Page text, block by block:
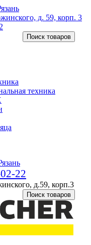
д. 59, корп. 3
Поиск товаров
техника
22
д.59, корп.3
Поиск товаров